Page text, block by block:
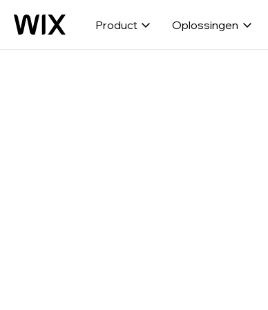
Product Oplossingen